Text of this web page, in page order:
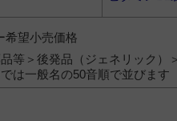
希望小売価格
等＞後発品（ジェネリック）
は一般名の50音順で並びます